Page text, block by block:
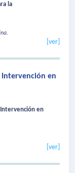
la
[ver]
Intervención en
en
[ver]